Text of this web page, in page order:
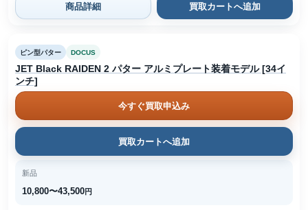
商品詳細 買取カートへ追加
ピン型パター DOCUS
JET Black RAIDEN 2 パター アルミプレート装着モデル [34イ
ンチ]
今すぐ買取申込み
買取カートへ追加
新品
10,800〜43,500円